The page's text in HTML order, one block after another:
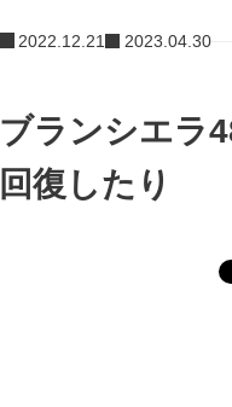
2022.12.21 2023.04.30
ブランシエラ
回復したり